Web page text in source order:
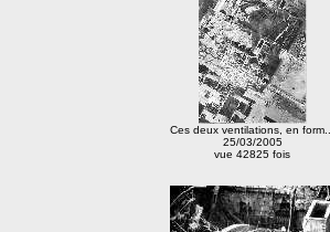
Ces deux ventilations, en form...
25/03/2005
vue 42825 fois